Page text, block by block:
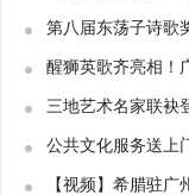
第八届东荡子诗歌
醒狮英歌齐亮相！
三地艺术名家联袂
公共文化服务送上
【视频】希腊驻